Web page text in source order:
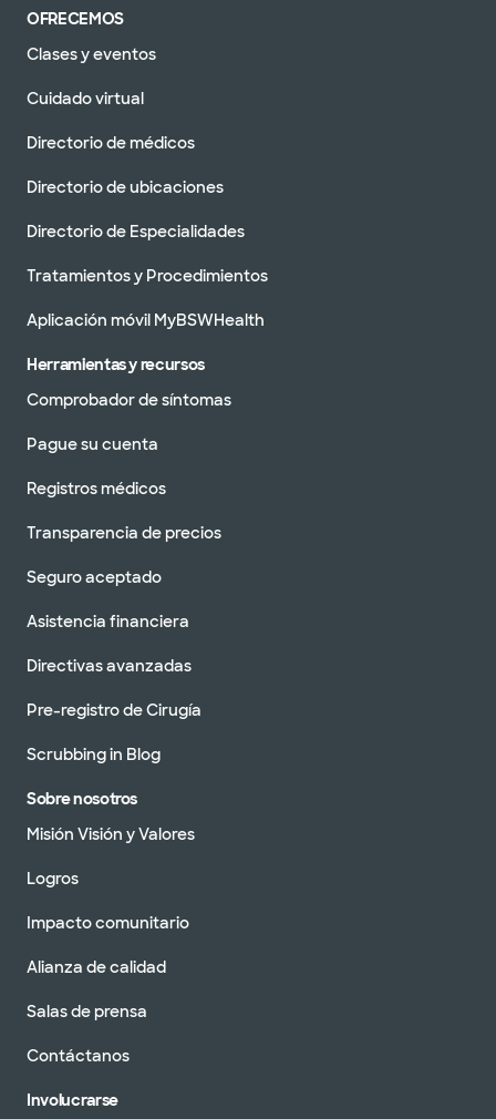
OFRECEMOS
Clases y eventos
Cuidado virtual
Directorio de médicos
Directorio de ubicaciones
Directorio de Especialidades
Tratamientos y Procedimientos
Aplicación móvil MyBSWHealth
Herramientas y recursos
Comprobador de síntomas
Pague su cuenta
Registros médicos
Transparencia de precios
Seguro aceptado
Asistencia financiera
Directivas avanzadas
Pre-registro de Cirugía
Scrubbing in Blog
Sobre nosotros
Misión Visión y Valores
Logros
Impacto comunitario
Alianza de calidad
Salas de prensa
Contáctanos
Involucrarse